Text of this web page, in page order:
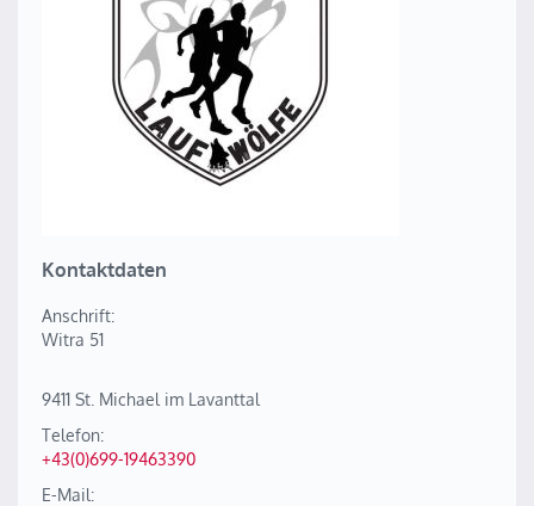
Kontaktdaten
Anschrift:
Witra 51
9411 St. Michael im Lavanttal
Telefon:
+43(0)699-19463390
E-Mail: